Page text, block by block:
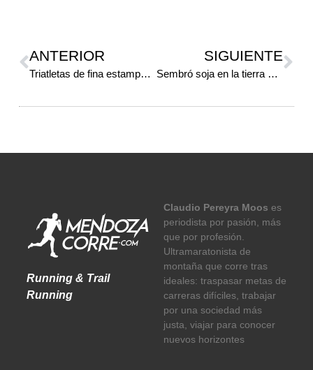
ANTERIOR
Triatletas de fina estampa…
SIGUIENTE
Sembró soja en la tierra de la vid
Running & Trail
Running
Claudio Pereyra Moos es
periodista por pasión, más
que por profesión.
Ultramaratonista de
montaña que corre tras
ideales: traspasar metas de
carreras difíciles, trabajar
por una sociedad más
justa, viajar para conocer
nuevos horizontes